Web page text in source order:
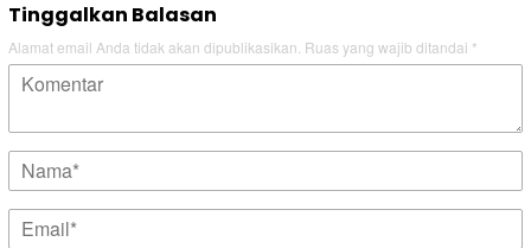
Tinggalkan Balasan
Alamat email Anda tidak akan dipublikasikan. Ruas yang wajib ditandai *